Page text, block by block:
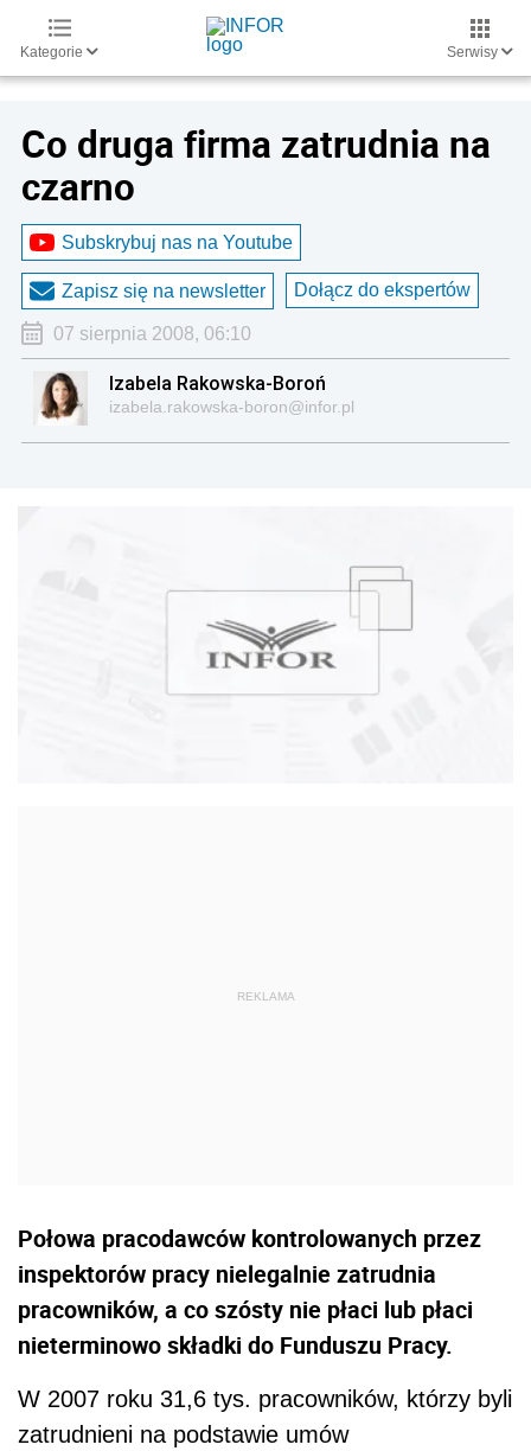
Kategorie Serwisy
Co druga firma zatrudnia na
czarno
Subskrybuj nas na Youtube
Zapisz się na newsletter Dołącz do ekspertów
07 sierpnia 2008, 06:10
Izabela Rakowska-Boroń
izabela.rakowska-boron@infor.pl
Połowa pracodawców kontrolowanych przez
inspektorów pracy nielegalnie zatrudnia
pracowników, a co szósty nie płaci lub płaci
nieterminowo składki do Funduszu Pracy.
W 2007 roku 31,6 tys. pracowników, którzy byli
zatrudnieni na podstawie umów